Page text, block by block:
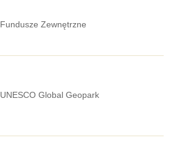
Fundusze Zewnętrzne
UNESCO Global Geopark